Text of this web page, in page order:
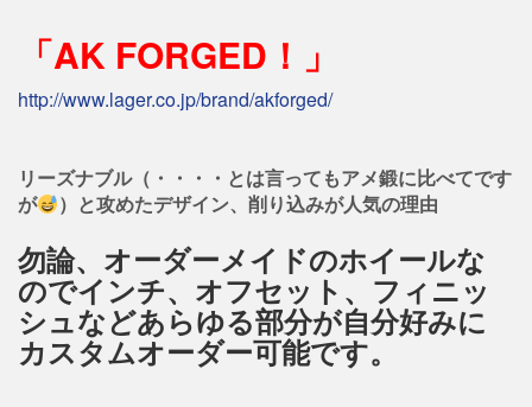
「AK FORGED！」
http://www.lager.co.jp/brand/akforged/
リーズナブル（・・・・とは言ってもアメ鍛に比べてです
が
）と攻めたデザイン、削り込みが人気の理由
勿論、オーダーメイドのホイールな
のでインチ、オフセット、フィニッ
シュなどあらゆる部分が自分好みに
カスタムオーダー可能です。